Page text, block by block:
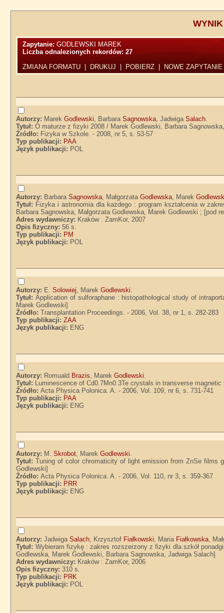
Zapytanie:GODLEWSKI MAREK
Liczba odnalezionych rekordów:27
ZMIANA FORMATU
DRUKUJ POBIERZ NOWE ZAPYTANIE
Autorzy: MarekGodlewski, BarbaraSagnowska, JadwigaSalach.
Tytuł:O maturze z fizyki 2008 / Marek Godlewski, Barbara
Źródło: Fizyka w Szkole. - 2008, nr 5, s. 53-57
Typ publikacji: PAA
Język publikacji: POL
Autorzy: BarbaraSagnowska, MałgorzataGodlewska, Marek
Tytuł: Fizyka i astronomia dla każdego : program kształcenia w
Barbara Sagnowska, Małgorzata Godlewska, Marek Godlewski ; [pod
Adres wydawniczy: Kraków : ZamKor, 2007
Opis fizyczny:56 s.
Typ publikacji: PM
Język publikacji: POL
Autorzy: E.Solowiej, MarekGodlewski.
Tytuł:Application of sulforaphane : histopathological study of
Marek Godlewski]
Źródło:Transplantation Proceedings. - 2006, Vol. 38, nr 1, s. 282-283
Typ publikacji:ZAA
Język publikacji: ENG
Autorzy: Romuald Brazis, MarekGodlewski.
Tytuł: Luminescence of Cd0.7Mn0.3Te crystals in transverse
Źródło:Acta Physica Polonica. A. - 2006, Vol. 109, nr 6, s. 731-741
Typ publikacji: PAA
Język publikacji: ENG
Autorzy: M.Skrobot, MarekGodlewski.
Tytuł:Tuning of color chromaticity of light emission from ZnSe
Godlewski]
Źródło:Acta Physica Polonica. A. - 2006, Vol. 110, nr 3, s. 359-367
Typ publikacji: PRR
Język publikacji: ENG
Autorzy:JadwigaSalach, Krzysztof Fiałkowski, Maria Fiałkowska,
Tytuł: Wybieram fizykę : zakres rozszerzony z fizyki dla szkół
Godlewska, Marek Godlewski, Barbara Sagnowska, Jadwiga Salach]
Adres wydawniczy: Kraków : ZamKor, 2006
Opis fizyczny:310 s.
Typ publikacji: PRK
Język publikacji: POL